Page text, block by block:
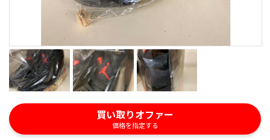
買い取りオファー
価格を指定する